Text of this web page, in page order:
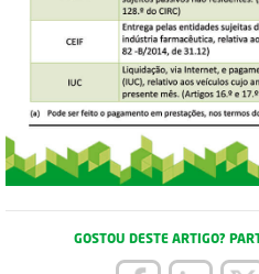
GOSTOU DESTE ARTIGO?